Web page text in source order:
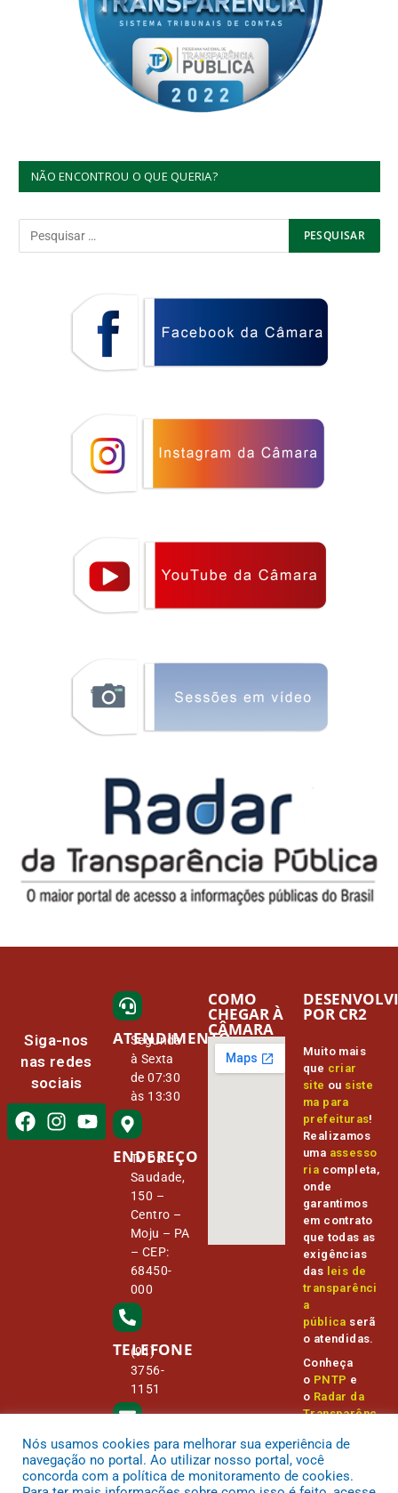
NÃO ENCONTROU O QUE QUERIA?
Siga-nos
nas redes
sociais
ATENDIMENTO
Segunda
à Sexta
de 07:30
às 13:30
ENDEREÇO
Tv Da
Saudade,
150 –
Centro –
Moju – PA
– CEP:
68450-
000
TELEFONE
(91)
3756-
1151
E-MAIL
camara@
cmmoju.p
a.gov.br
COMO
CHEGAR À
CÂMARA
Muito mais
que criar
site ou siste
ma para
prefeituras!
Realizamos
uma assesso
ria completa,
onde
garantimos
em contrato
que todas as
exigências
das leis de
transparênci
a
pública serã
o atendidas.
Conheça
o PNTP e
o Radar da
Transparênc
POR CR2
Nós usamos cookies para melhorar sua experiência de
navegação no portal. Ao utilizar nosso portal, você
concorda com a política de monitoramento de cookies.